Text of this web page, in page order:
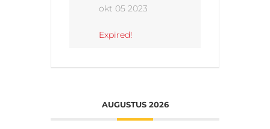
okt 05 2023
Expired!
AUGUSTUS 2026